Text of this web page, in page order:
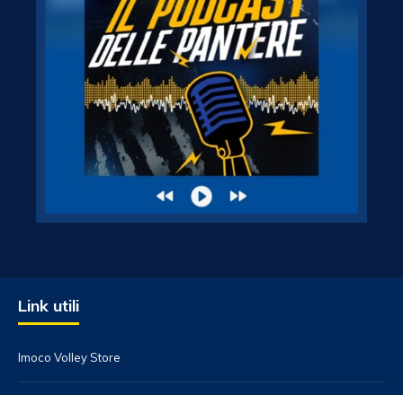
Link utili
Imoco Volley Store